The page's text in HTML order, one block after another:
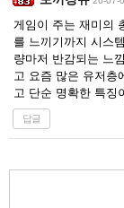
게임이 주는 재미의
를 느끼기까지 시스
량마저 반감되는 느
고 요즘 많은 유저층
고 단순 명확한 특징
답글